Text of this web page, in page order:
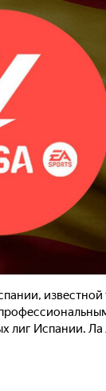
лиг Испании. Ла